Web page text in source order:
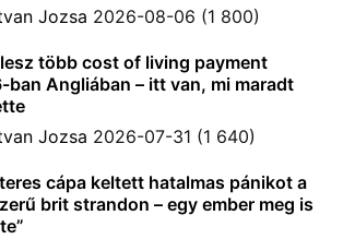
Jozsa 2026-08-06 (1 800)
több cost of living payment
ban Angliában – itt van, mi maradt
Jozsa 2026-07-31 (1 640)
cápa keltett hatalmas pánikot a
brit strandon – egy ember meg is